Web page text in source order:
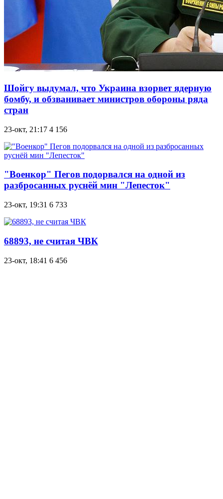
Шойгу выдумал, что Украина взорвет ядерную
бомбу, и обзванивает министров обороны ряда
стран
23-окт, 21:17 4 156
"Военкор" Пегов подорвался на одной из
разбросанных руснёй мин "Лепесток"
23-окт, 19:31 6 733
68893, не считая ЧВК
23-окт, 18:41 6 456